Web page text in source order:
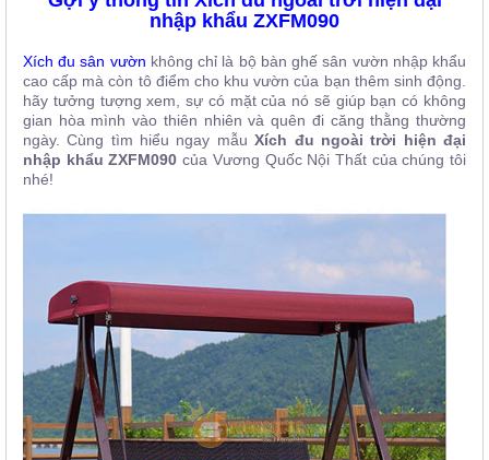
Thất
Hàng
nhập khẩu ZXFM090
Xích đu sân vườn không chỉ là bộ bàn ghế sân vườn nhập khẩu
cao cấp mà còn tô điểm cho khu vườn của bạn thêm sinh động.
hãy tưởng tượng xem, sự có mặt của nó sẽ giúp bạn có không
gian hòa mình vào thiên nhiên và quên đi căng thằng thường
ngày. Cùng tìm hiểu ngay mẫuXích đu ngoài trời hiện đại
nhập khẩu ZXFM090 của Vương Quốc Nội Thất của chúng tôi
nhé!